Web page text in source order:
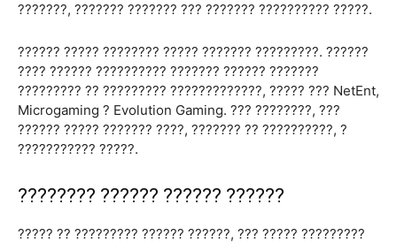
???????, ??????? ??????? ??? ??????? ?????????? ?????.
?????? ????? ???????? ????? ??????? ?????????. ??????
???? ?????? ?????????? ??????? ?????? ???????
????????? ?? ????????? ?????????????, ????? ??? NetEnt,
Microgaming ? Evolution Gaming. ??? ????????, ???
?????? ????? ??????? ????, ??????? ?? ??????????, ?
??????????? ?????.
???????? ?????? ?????? ??????
????? ?? ????????? ?????? ??????, ??? ????? ?????????